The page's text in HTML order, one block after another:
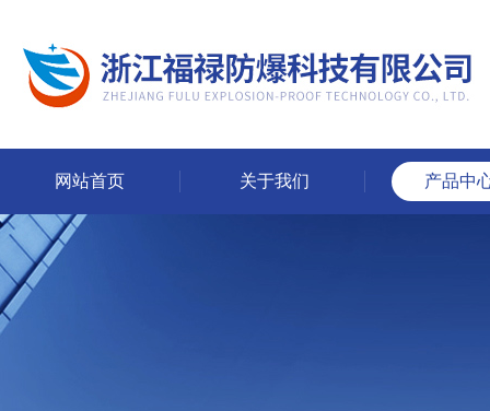
网站首页 关于我们 产品中